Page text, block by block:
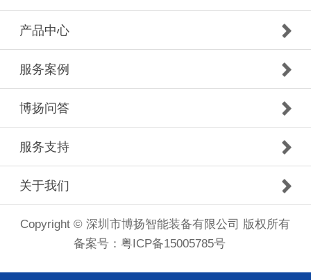
产品中心
服务案例
博扬问答
服务支持
关于我们
Copyright © 深圳市博扬智能装备有限公司 版权所有
备案号： 粤ICP备15005785号